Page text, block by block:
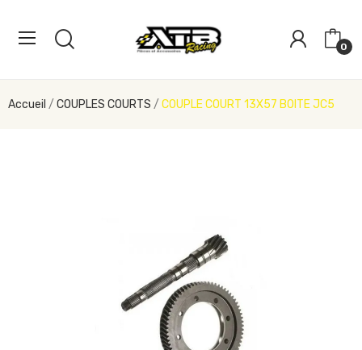
0
Accueil COUPLES COURTS COUPLE COURT 13X57 BOITE JC5